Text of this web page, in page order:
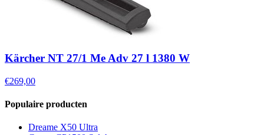
Kärcher NT 27/1 Me Adv 27 l 1380 W
€269,00
Populaire producten
Dreame X50 Ultra